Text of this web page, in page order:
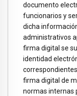
documento
funcionarios y
dicha
administrativos
firma digital se
identidad
firma digital de
normas internas